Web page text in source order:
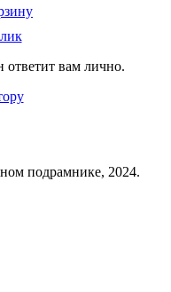
ответит вам лично.
подрамнике, 2024.